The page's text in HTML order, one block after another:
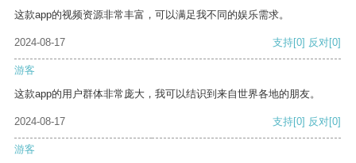
这款app的视频资源非常丰富，可以满足我不同的娱乐需求。
2024-08-17 支持[0] 反对[0]
游客
这款app的用户群体非常庞大，我可以结识到来自世界各地的朋友。
2024-08-17 支持[0] 反对[0]
游客